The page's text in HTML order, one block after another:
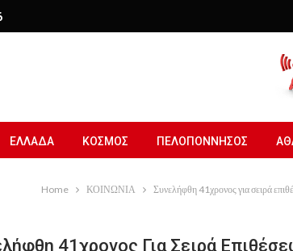
ΕΛΛΑΔΑ ΚΟΣΜΟΣ ΠΕΛΟΠΟΝΝΗΣΟΣ
Home ΚΟΙΝΩΝΙΑ Συνελήφθη 41χρονος για σειρά
41χρονος Για Σειρά